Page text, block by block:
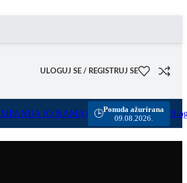
za sve porudžbine sa našeg sajta u vrednosti preko 8000 rsd.
ULOGUJ SE / REGISTRUJ SE
(O NAMA) 🕒Ponuda ažurirana
09.08.2026.